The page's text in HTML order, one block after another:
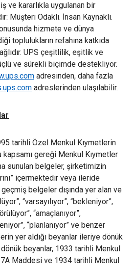
ve kararlıkla uygulanan bir
Müşteri Odaklı. İnsan Kaynaklı.
hizmete ve dünya
toplulukların refahına katkıda
UPS çeşitlilik, eşitlik ve
ve sürekli biçimde destekliyor.
adresinden, daha fazla
adreslerinden ulaşılabilir.
tarihli Özel Menkul Kıymetlerin
gereği Menkul Kıymetler
sunulan belgeler, şirketimizin
içermektedir veya ileride
belgeler dışında yer alan ve
“varsayılıyor”, “bekleniyor”,
“amaçlanıyor”,
“planlanıyor” ve benzer
yer aldığı beyanlar ileriye dönük
beyanlar, 1933 tarihli Menkul
27A Maddesi ve 1934 tarihli Menkul